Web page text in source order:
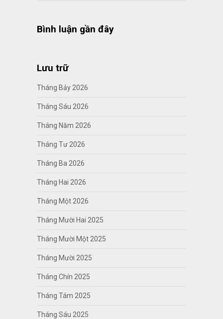
Bình luận gần đây
Lưu trữ
Tháng Bảy 2026
Tháng Sáu 2026
Tháng Năm 2026
Tháng Tư 2026
Tháng Ba 2026
Tháng Hai 2026
Tháng Một 2026
Tháng Mười Hai 2025
Tháng Mười Một 2025
Tháng Mười 2025
Tháng Chín 2025
Tháng Tám 2025
Tháng Sáu 2025